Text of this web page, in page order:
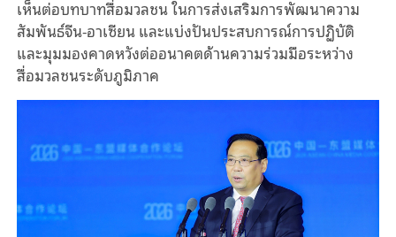
เห็นต่อบทบาทสื่อมวลชน ในการส่งเสริมการพัฒนาความ
สัมพันธ์จีน-อาเซียน และแบ่งปันประสบการณ์การปฏิบัติ
และมุมมองคาดหวังต่ออนาคตด้านความร่วมมือระหว่าง
สื่อมวลชนระดับภูมิภาค